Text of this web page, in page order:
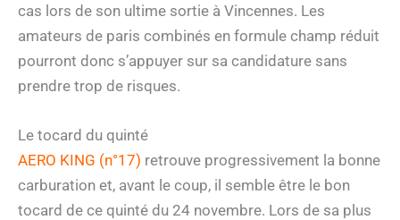
cas lors de son ultime sortie à Vincennes. Les
amateurs de paris combinés en formule champ réduit
pourront donc s’appuyer sur sa candidature sans
prendre trop de risques.
Le tocard du quinté
AERO KING (n°17) retrouve progressivement la bonne
carburation et, avant le coup, il semble être le bon
tocard de ce quinté du 24 novembre. Lors de sa plus